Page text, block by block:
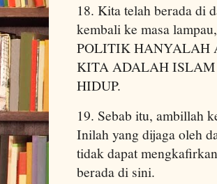
18. Kita telah berada di
kembali ke masa
POLITIK HANYALAH
KITA ADALAH ISLAM
HIDUP.
19. Sebab itu, ambillah
Inilah yang dijaga oleh
tidak dapat
berada di sini.